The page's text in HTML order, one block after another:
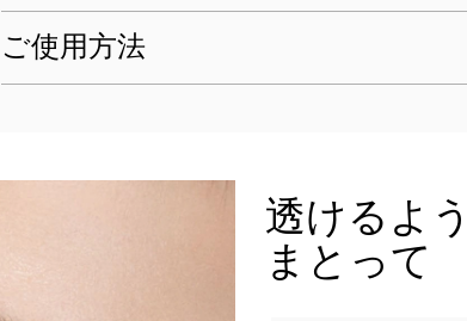
ご使用方法
透けるよ
まとって